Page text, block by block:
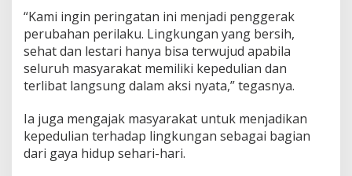
“Kami ingin peringatan ini menjadi penggerak
perubahan perilaku. Lingkungan yang bersih,
sehat dan lestari hanya bisa terwujud apabila
seluruh masyarakat memiliki kepedulian dan
terlibat langsung dalam aksi nyata,” tegasnya.
Ia juga mengajak masyarakat untuk menjadikan
kepedulian terhadap lingkungan sebagai bagian
dari gaya hidup sehari-hari.